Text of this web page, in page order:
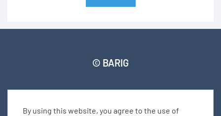
By using this website, you agree to the use of
© BARIG
Seitenverzeichnis